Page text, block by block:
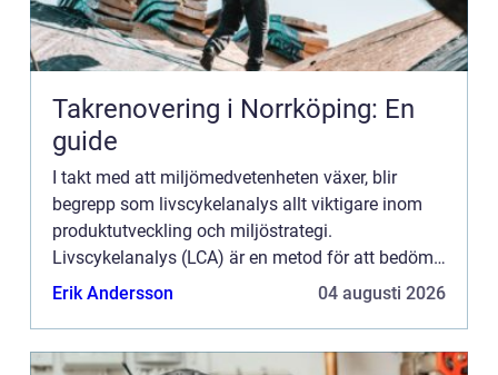
Takrenovering i Norrköping: En
guide
I takt med att miljömedvetenheten växer, blir
begrepp som livscykelanalys allt viktigare inom
produktutveckling och miljöstrategi.
Livscykelanalys (LCA) är en metod för att bedöma
de miljömässiga aspekterna och...
Erik Andersson 04 augusti 2026